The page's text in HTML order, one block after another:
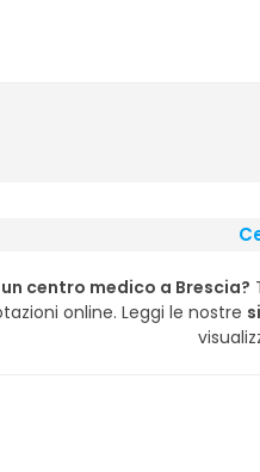
centro medico a Brescia?
online. Leggi le nostre